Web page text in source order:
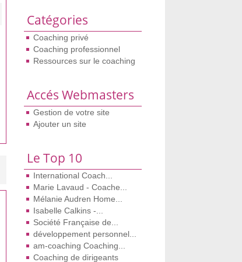
Catégories
Coaching privé
Coaching professionnel
Ressources sur le coaching
Accés Webmasters
Gestion de votre site
Ajouter un site
Le Top 10
International Coach...
Marie Lavaud - Coache...
Mélanie Audren Home...
Isabelle Calkins -...
Société Française de...
développement personnel...
am-coaching Coaching...
Coaching de dirigeants